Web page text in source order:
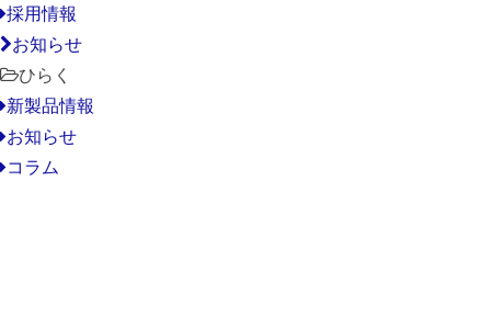
採用情報
お知らせ
ひらく
新製品情報
お知らせ
コラム